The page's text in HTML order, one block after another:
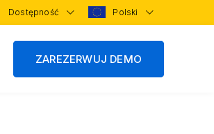
Dostępność Polski
ZAREZERWUJ DEMO